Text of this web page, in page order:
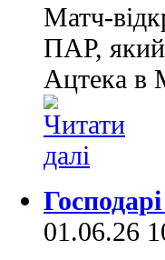
Матч-
ПАР, який
Ацтека в
01.06.26